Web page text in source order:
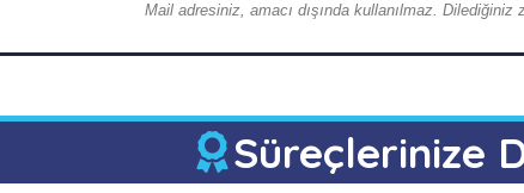
Mail adresiniz, amacı dışında kullanılmaz.
Süreçlerinize